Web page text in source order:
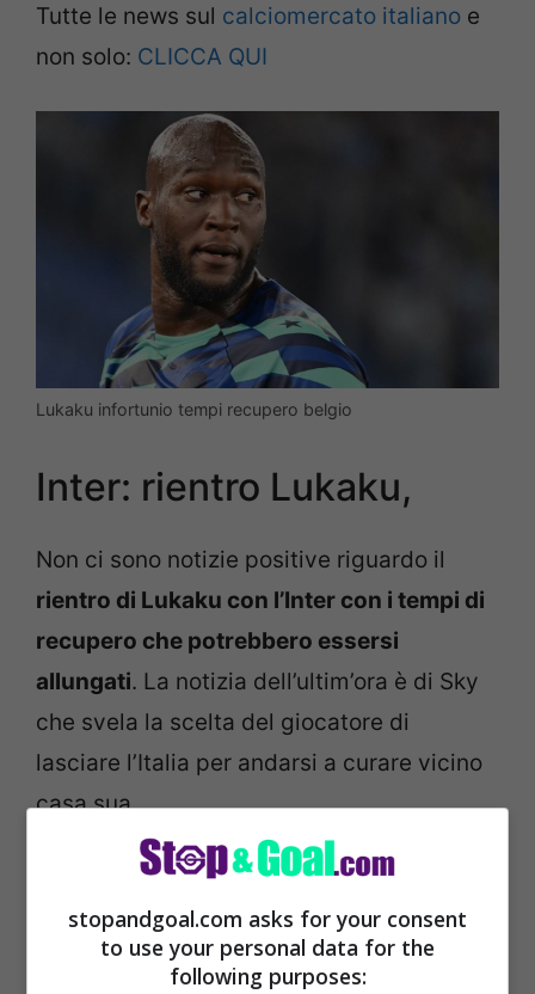
Tutte le news sul calciomercato italiano e
non solo: CLICCA QUI
Lukaku infortunio tempi recupero belgio
Inter: rientro Lukaku,
Non ci sono notizie positive riguardo il
rientro di Lukaku con l’Inter con i tempi di
recupero che potrebbero essersi
allungati. La notizia dell’ultim’ora è di Sky
che svela la scelta del giocatore di
lasciare l’Italia per andarsi a curare vicino
casa sua.
stopandgoal.com asks for your consent
to use your personal data for the
following purposes: